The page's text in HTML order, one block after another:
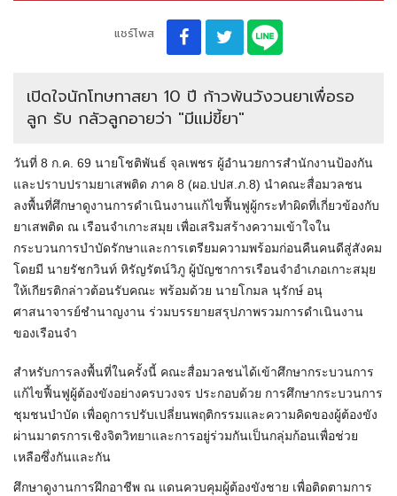
แชร์โพส
เปิดใจนักโทษทาสยา 10 ปี ก้าวพ้นวังวนยาเพื่อรอ
ลูก รับ กลัวลูกอายว่า "มีแม่ขี้ยา"
วันที่ 8 ก.ค. 69 นายโชติพันธ์ จุลเพชร ผู้อำนวยการสำนักงานป้องกัน
และปราบปรามยาเสพติด ภาค 8 (ผอ.ปปส.ภ.8) นำคณะสื่อมวลชน
ลงพื้นที่ศึกษาดูงานการดำเนินงานแก้ไขฟื้นฟูผู้กระทำผิดที่เกี่ยวข้องกับ
ยาเสพติด ณ เรือนจำเกาะสมุย เพื่อเสริมสร้างความเข้าใจใน
กระบวนการบำบัดรักษาและการเตรียมความพร้อมก่อนคืนคนดีสู่สังคม
โดยมี นายรัชกวินท์ หิรัญรัตน์วิภู ผู้บัญชาการเรือนจำอำเภอเกาะสมุย
ให้เกียรติกล่าวต้อนรับคณะ พร้อมด้วย นายโกมล นุรักษ์ อนุ
ศาสนาจารย์ชำนาญงาน ร่วมบรรยายสรุปภาพรวมการดำเนินงาน
ของเรือนจำ
สำหรับการลงพื้นที่ในครั้งนี้ คณะสื่อมวลชนได้เข้าศึกษากระบวนการ
แก้ไขฟื้นฟูผู้ต้องขังอย่างครบวงจร ประกอบด้วย การศึกษากระบวนการ
ชุมชนบำบัด เพื่อดูการปรับเปลี่ยนพฤติกรรมและความคิดของผู้ต้องขัง
ผ่านมาตรการเชิงจิตวิทยาและการอยู่ร่วมกันเป็นกลุ่มก้อนเพื่อช่วย
เหลือซึ่งกันและกัน
ศึกษาดูงานการฝึกอาชีพ ณ แดนควบคุมผู้ต้องขังชาย เพื่อติดตามการ